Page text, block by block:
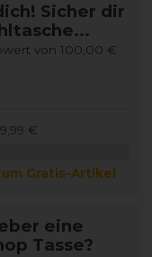
Sicher dir
von 100,00 €
€
Gratis-Artikel
eine
Tasse?